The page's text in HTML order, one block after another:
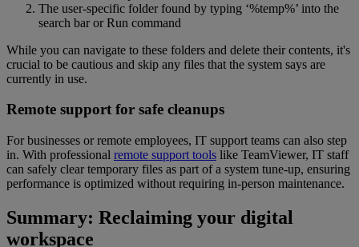
The user-specific folder found by typing ‘%temp%’ into the
search bar or Run command
While you can navigate to these folders and delete their contents, it's
crucial to be cautious and skip any files that the system says are
currently in use.
Remote support for safe cleanups
For businesses or remote employees, IT support teams can also step
in. With professional remote support tools like TeamViewer, IT staff
can safely clear temporary files as part of a system tune-up, ensuring
performance is optimized without requiring in-person maintenance.
Summary: Reclaiming your digital
workspace